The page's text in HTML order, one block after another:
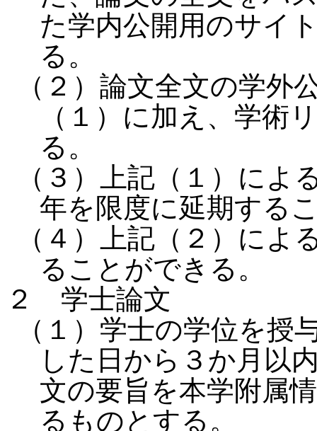
た学内公開用のサイ
る。
（２）論文全文の学外
（１）に加え、学術
る。
（３）上記（１）によ
年を限度に延期する
（４）上記（２）によ
ることができる。
２ 学士論文
（１）学士の学位を授
した日から３か月以
文の要旨を本学附属
るものとする。